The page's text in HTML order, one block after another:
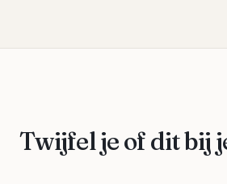
Twijfel je of dit bij